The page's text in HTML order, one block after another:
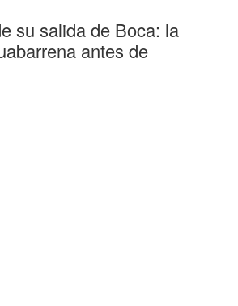
su salida de Boca: la
antes de